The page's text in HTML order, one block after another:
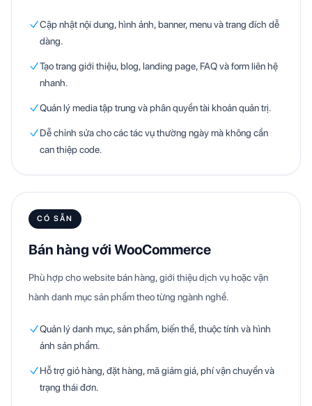
Cập nhật nội dung, hình ảnh, banner, menu và trang đích dễ
dàng.
Tạo trang giới thiệu, blog, landing page, FAQ và form liên hệ
nhanh.
Quản lý media tập trung và phân quyền tài khoản quản trị.
Dễ chỉnh sửa cho các tác vụ thường ngày mà không cần
can thiệp code.
CÓ SẴN
Bán hàng với WooCommerce
Phù hợp cho website bán hàng, giới thiệu dịch vụ hoặc vận
hành danh mục sản phẩm theo từng ngành nghề.
Quản lý danh mục, sản phẩm, biến thể, thuộc tính và hình
ảnh sản phẩm.
Hỗ trợ giỏ hàng, đặt hàng, mã giảm giá, phí vận chuyển và
trạng thái đơn.